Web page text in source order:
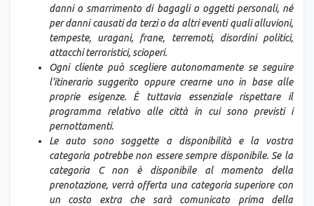
danni o smarrimento di bagagli o oggetti personali, né
per danni causati da terzi o da altri eventi quali alluvioni,
tempeste, uragani, frane, terremoti, disordini politici,
attacchi terroristici, scioperi.
Ogni cliente può scegliere autonomamente se seguire
l’itinerario suggerito oppure crearne uno in base alle
proprie esigenze. È tuttavia essenziale rispettare il
programma relativo alle città in cui sono previsti i
pernottamenti.
Le auto sono soggette a disponibilità e la vostra
categoria potrebbe non essere sempre disponibile. Se la
categoria C non è disponibile al momento della
prenotazione, verrà offerta una categoria superiore con
un costo extra che sarà comunicato prima della